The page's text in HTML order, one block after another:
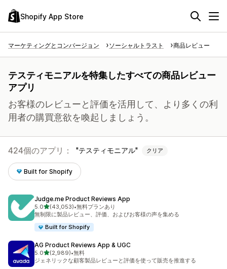
Shopify App Store
マーケティングとコンバージョン ソーシャルトラスト 商品レビュー
テスティモニアルを特集したすべての商品レビュー
アプリ
お客様のレビューと評価を活用して、より多くの利
用者の購買意欲を喚起しましょう。
424個のアプリ： テスティモニアル クリア
Built for Shopify
Judge.me Product Reviews App
5.05つ星中
(43,053)
合計レビュー数：43053件
•無料プランあり
無制限に製品レビュー、評価、およびお客様の声を集める
Built for Shopify
AG Product Reviews App & UGC
5.05つ星中
(2,989)
合計レビュー数：2989件
•無料
ジェネリックな顧客製品レビューと評価を使って販売を推進する